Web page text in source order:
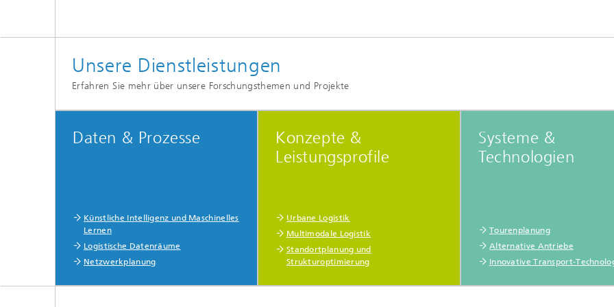
Unsere Dienstleistungen
Erfahren Sie mehr über unsere Forschungsthemen und Projekte
Daten & Prozesse
Künstliche Intelligenz und Maschinelles
Lernen
Logistische Datenräume
Netzwerkplanung
Konzepte &
Leistungsprofile
Urbane Logistik
Multimodale Logistik
Standortplanung und
Strukturoptimierung
Systeme &
Technologien
Tourenplanung
Alternative Antriebe
Innovative Transport-